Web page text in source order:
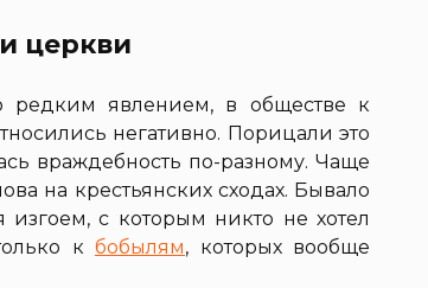
церкви
редким явлением, в обществе к
негативно. Порицали это
враждебность по-разному. Чаще
на крестьянских сходах. Бывало
изгоем, с которым никто не хотел
к бобылям, которых вообще